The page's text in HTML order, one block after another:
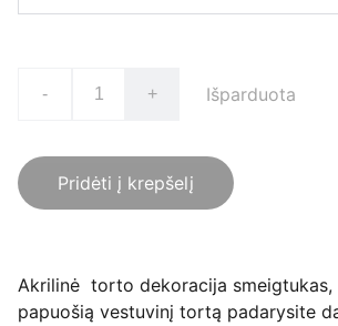
- + Išparduota
Pridėti į krepšelį
Akrilinė torto dekoracija smeigtukas,
papuošią vestuvinį tortą padarysite